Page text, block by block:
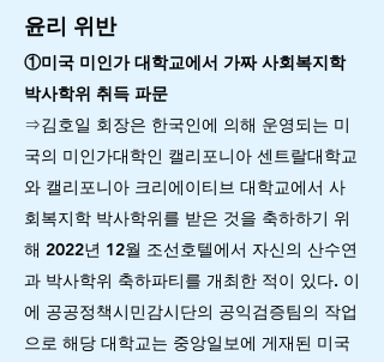
윤리 위반
①미국 미인가 대학교에서 가짜 사회복지학
박사학위 취득 파문
⇒김호일 회장은 한국인에 의해 운영되는 미
국의 미인가대학인 캘리포니아 센트랄대학교
와 캘리포니아 크리에이티브 대학교에서 사
회복지학 박사학위를 받은 것을 축하하기 위
해 2022년 12월 조선호텔에서 자신의 산수연
과 박사학위 축하파티를 개최한 적이 있다. 이
에 공공정책시민감시단의 공익검증팀의 작업
으로 해당 대학교는 중앙일보에 게재된 미국